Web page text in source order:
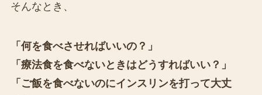
そんなとき、
「何を食べさせればいいの？」
「療法食を食べないときはどうすればいい？」
「ご飯を食べないのにインスリンを打って大丈